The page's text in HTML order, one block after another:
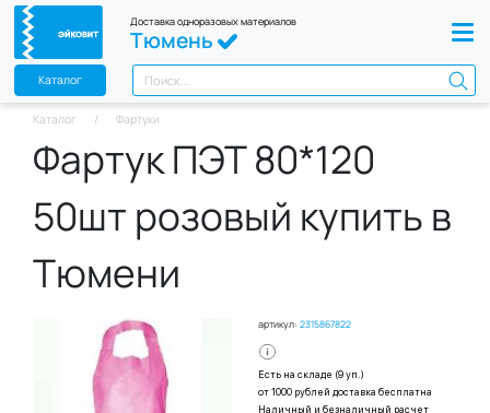
Доставка одноразовых материалов
Тюмень
Каталог
Каталог Фартуки
Фартук ПЭТ 80*120
50шт розовый купить в
Тюмени
артикул: 2315867822
Есть на складе (9 уп.)
от 1000 рублей доставка бесплатна
Наличный и безналичный расчет